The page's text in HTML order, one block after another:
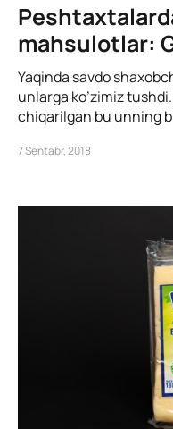
mahsulotlar:
Yaqinda savdo
unlarga ko’zimiz
chiqarilgan bu unning
7 Sentabr, 2018